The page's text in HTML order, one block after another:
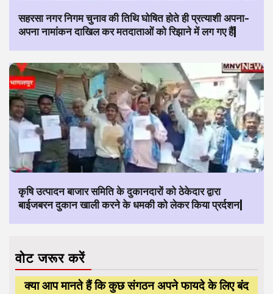
सहरसा नगर निगम चुनाव की तिथि घोषित होते ही प्रत्याशी अपना-
अपना नामांकन दाखिल कर मतदाताओं को रिझाने में लग गए हैं|
कृषि उत्पादन बाजार समिति के दुकानदारों को ठेकेदार द्वारा
बाईजबरन दुकान खाली करने के धमकी को लेकर किया प्रर्दशन|
वोट जरूर करें
क्या आप मानते हैं कि कुछ संगठन अपने फायदे के लिए बंद